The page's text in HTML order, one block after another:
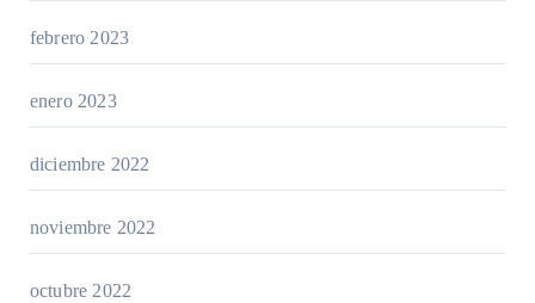
febrero 2023
enero 2023
diciembre 2022
noviembre 2022
octubre 2022